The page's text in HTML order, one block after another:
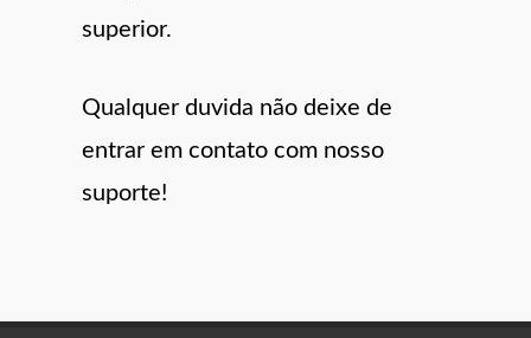
superior.
Qualquer duvida não deixe de
entrar em contato com nosso
suporte!